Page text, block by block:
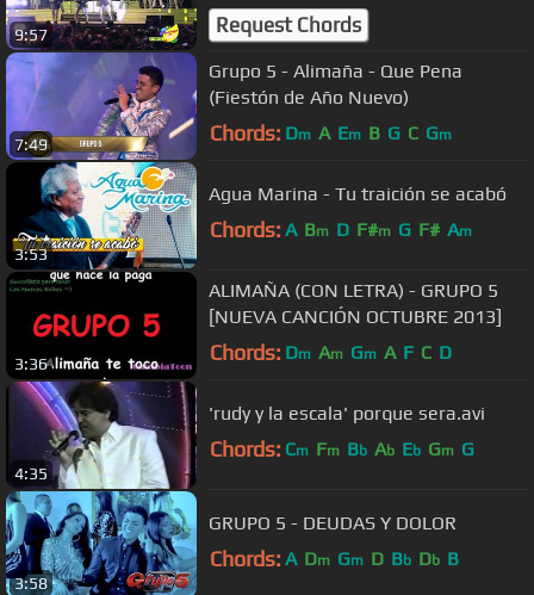
9:57
Caso (En Vivo)
Request Chords
7:49
Grupo 5 - Alimaña - Que Pena
(Fiestón de Año Nuevo)
Chords: Dm A Em B G C Gm
3:53
Agua Marina - Tu traición se acabó
Chords: A Bm D F#m G F# Am
3:36
ALIMAÑA (CON LETRA) - GRUPO 5
[NUEVA CANCIÓN OCTUBRE 2013]
Chords: Dm Am Gm A F C D
4:35
'rudy y la escala' porque sera.avi
Chords: Cm Fm Bb Ab Eb Gm G
3:58
GRUPO 5 - DEUDAS Y DOLOR
Chords: A Dm Gm D Bb Db B